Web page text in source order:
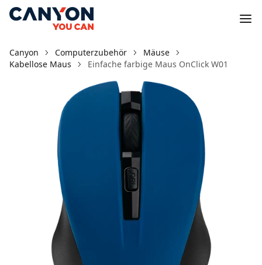
Canyon Computerzubehör
Mäuse
Kabellose Maus
Einfache farbige Maus OnClick W01